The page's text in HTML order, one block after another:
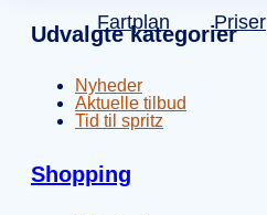
Fartplan Priser
Udvalgte kategorier
Nyheder
Aktuelle tilbud
Tid til spritz
Shopping